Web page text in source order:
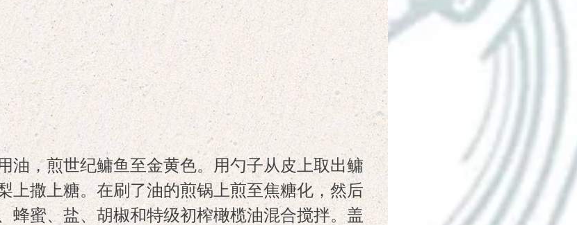
油，煎世纪鳙鱼至金黄色。用勺子从皮上取出鳙
上撒上糖。在刷了油的煎锅上煎至焦糖化，然后
蜂蜜、盐、胡椒和特级初榨橄榄油混合搅拌。盖